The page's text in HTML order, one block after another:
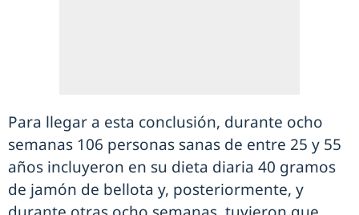
Para llegar a esta conclusión, durante ocho
semanas 106 personas sanas de entre 25 y 55
años incluyeron en su dieta diaria 40 gramos
de jamón de bellota y, posteriormente, y